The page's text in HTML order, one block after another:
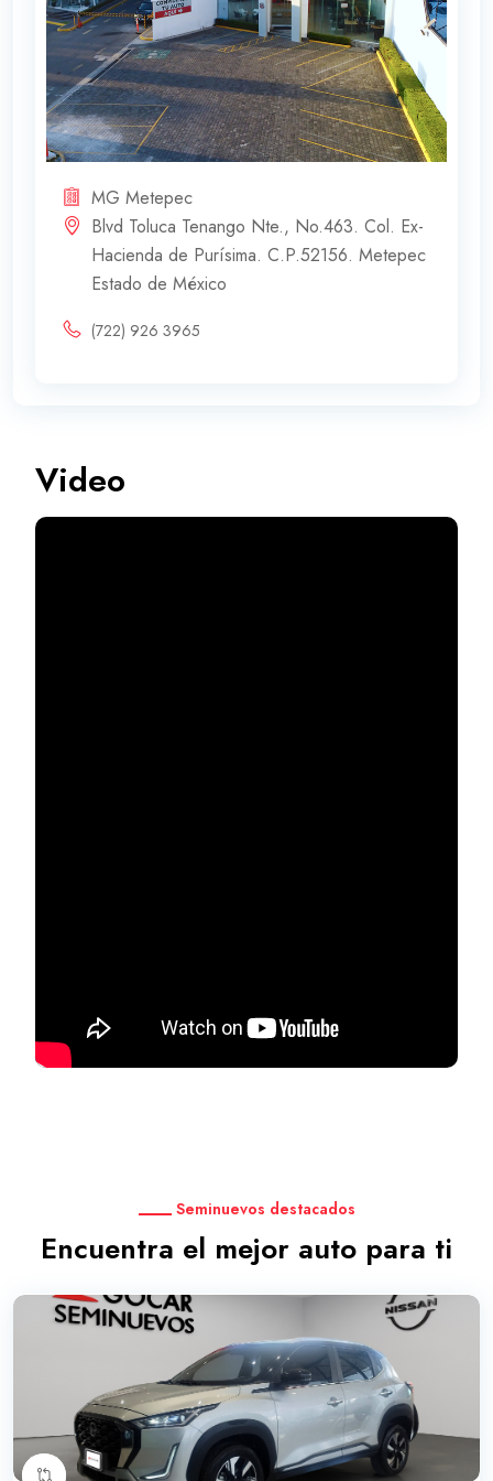
MG Metepec
Blvd Toluca Tenango Nte., No.463. Col. Ex-
Hacienda de Purísima. C.P.52156. Metepec
Estado de México
(722) 926 3965
Video
Seminuevos destacados
Encuentra el mejor auto para ti